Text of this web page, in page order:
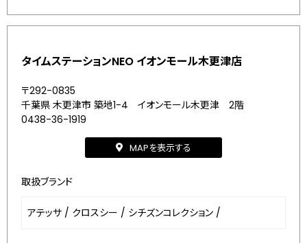
タイムステーションNEO イオンモール木更津店
〒292-0835
千葉県 木更津市 築地1-4 イオンモール木更津 2階
0438-36-1919
MAPを表示する
取扱ブランド
アテッサ / クロスシー / シチズンコレクション /